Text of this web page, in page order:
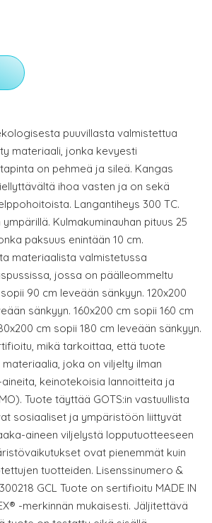
puuvillasta valmistettua
materiaali, jonka kevyesti
on pehmeä ja sileä. Kangas
ihoa vasten ja on sekä
Langantiheys 300 TC.
Kulmakuminauhan pituus 25
paksuus enintään 10 cm.
materiaalista valmistetussa
jossa on päälleommeltu
90 cm leveään sänkyyn. 120x200
sänkyyn. 160x200 cm sopii 160 cm
cm sopii 180 cm leveään sänkyyn.
mikä tarkoittaa, että tuote
joka on viljelty ilman
keinotekoisia lannoitteita ja
Tuote täyttää GOTS:in vastuullista
sosiaaliset ja ympäristöön liittyvät
aineen viljelystä lopputuotteeseen
ovat pienemmät kuin
tuotteiden. Lisenssinumero &
GCL Tuote on sertifioitu MADE IN
-merkinnän mukaisesti. Jäljitettävä